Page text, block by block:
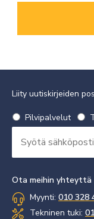
Liity uutiskirjeiden
Valitse
uutiskirje
*
Vaaditaan
Pilvipalvelut
Sähköpostiosoite
*
Vaaditaan
Ota meihin yhteyttä
Myynti: 010 328
Tekninen tuki: